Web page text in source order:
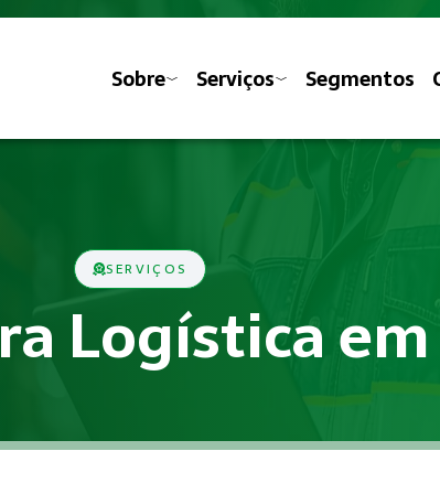
Sobre Serviços Segmentos
SERVIÇOS
Logística
Regulamentadoras do Ministério do